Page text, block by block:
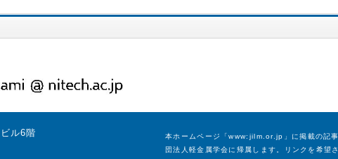
ル6階
本ホームページ「www:jilm.or.jp」に掲載の記
団法人軽金属学会に帰属します。リンクを希望